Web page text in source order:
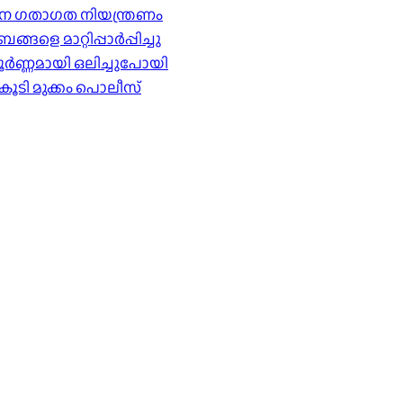
ഗതാഗത നിയന്ത്രണം
മാറ്റിപ്പാർപ്പിച്ചു
ഒലിച്ചുപോയി
മുക്കം പൊലീസ്